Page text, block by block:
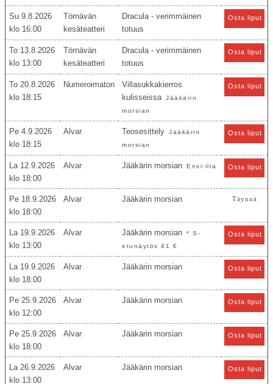
Su 9.8.2026
16:00
Törnävän
kesäteatteri
Dracula - verimmäinen
totuus
Osta liput
To 13.8.2026
13:00
Törnävän
kesäteatteri
Dracula - verimmäinen
totuus
Osta liput
To 20.8.2026
18:15
Numeroimaton
Villasukkakierros
kulisseissa
Jääkärin
morsian
Osta liput
Pe 4.9.2026
18:15
Alvar Teosesittely
Jääkärin
morsian
Osta liput
La 12.9.2026
18:00
Alvar Jääkärin morsian Ensi-ilta Osta liput
Pe 18.9.2026
18:00
Alvar Jääkärin morsian Täynnä
La 19.9.2026
13:00
Alvar Jääkärin morsian
* S-
etunäytös 41 €
Osta liput
La 19.9.2026
18:00
Alvar Jääkärin morsian Osta liput
Pe 25.9.2026
12:00
Alvar Jääkärin morsian Osta liput
Pe 25.9.2026
18:00
Alvar Jääkärin morsian Osta liput
La 26.9.2026
13:00
Alvar Jääkärin morsian Osta liput